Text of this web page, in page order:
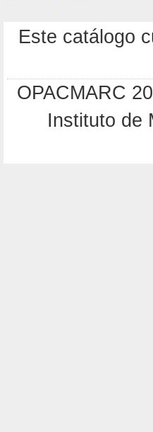
Este catálogo
OPACMARC
Instituto de